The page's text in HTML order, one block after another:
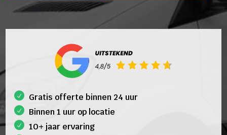
Gratis offerte binnen 24 uur
Binnen 1 uur op locatie
10+ jaar ervaring